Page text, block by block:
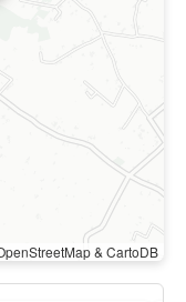
& CartoDB